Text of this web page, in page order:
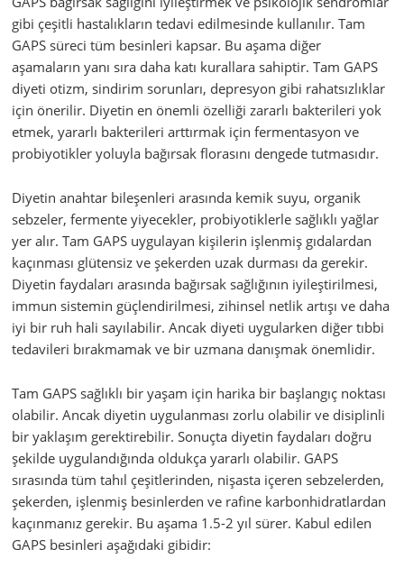
gibi çeşitli hastalıkların tedavi edilmesinde kullanılır. Tam
GAPS süreci tüm besinleri kapsar. Bu aşama diğer
aşamaların yanı sıra daha katı kurallara sahiptir. Tam GAPS
diyeti otizm, sindirim sorunları, depresyon gibi rahatsızlıklar
için önerilir. Diyetin en önemli özelliği zararlı bakterileri yok
etmek, yararlı bakterileri arttırmak için fermentasyon ve
probiyotikler yoluyla bağırsak florasını dengede tutmasıdır.
Diyetin anahtar bileşenleri arasında kemik suyu, organik
sebzeler, fermente yiyecekler, probiyotiklerle sağlıklı yağlar
yer alır. Tam GAPS uygulayan kişilerin işlenmiş gıdalardan
kaçınması glütensiz ve şekerden uzak durması da gerekir.
Diyetin faydaları arasında bağırsak sağlığının iyileştirilmesi,
immun sistemin güçlendirilmesi, zihinsel netlik artışı ve daha
iyi bir ruh hali sayılabilir. Ancak diyeti uygularken diğer tıbbi
tedavileri bırakmamak ve bir uzmana danışmak önemlidir.
Tam GAPS sağlıklı bir yaşam için harika bir başlangıç noktası
olabilir. Ancak diyetin uygulanması zorlu olabilir ve disiplinli
bir yaklaşım gerektirebilir. Sonuçta diyetin faydaları doğru
şekilde uygulandığında oldukça yararlı olabilir. GAPS
sırasında tüm tahıl çeşitlerinden, nişasta içeren sebzelerden,
şekerden, işlenmiş besinlerden ve rafine karbonhidratlardan
kaçınmanız gerekir. Bu aşama 1.5-2 yıl sürer. Kabul edilen
GAPS besinleri aşağıdaki gibidir: